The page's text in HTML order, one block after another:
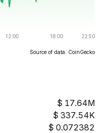
Source of data: CoinGecko
17.64M
337.54K
0.072382